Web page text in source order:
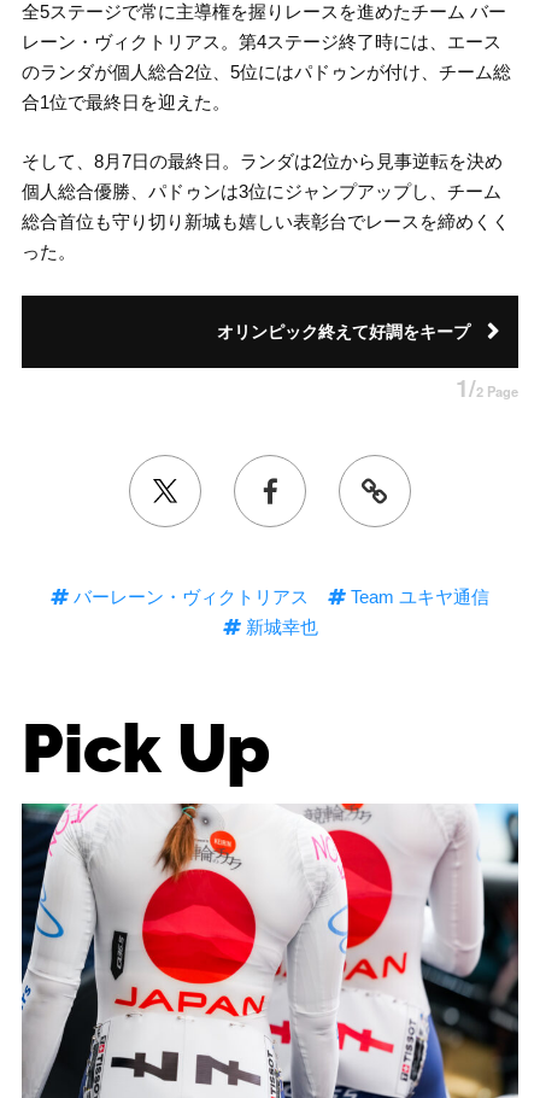
全5ステージで常に主導権を握りレースを進めたチーム バー
レーン・ヴィクトリアス。第4ステージ終了時には、エース
のランダが個人総合2位、5位にはパドゥンが付け、チーム総
合1位で最終日を迎えた。
そして、8月7日の最終日。ランダは2位から見事逆転を決め
個人総合優勝、パドゥンは3位にジャンプアップし、チーム
総合首位も守り切り新城も嬉しい表彰台でレースを締めくく
った。
オリンピック終えて好調をキープ
1/2 Page
バーレーン・ヴィクトリアス
Team ユキヤ通信
新城幸也
Pick Up